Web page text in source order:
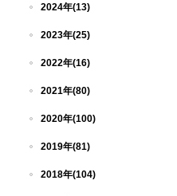
2024年(13)
2023年(25)
2022年(16)
2021年(80)
2020年(100)
2019年(81)
2018年(104)